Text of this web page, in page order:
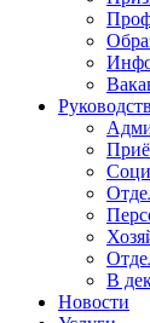
В
Новости